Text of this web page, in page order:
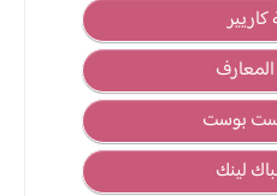
بوست
لينك